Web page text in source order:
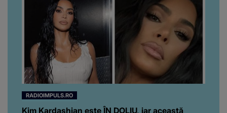
RADIOIMPULS.RO
Kim Kardashian este ÎN DOLIU, iar această